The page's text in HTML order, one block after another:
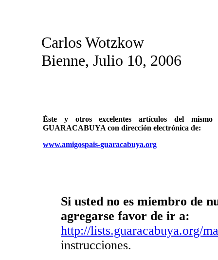
Carlos Wotzkow
Bienne, Julio 10, 2006
Éste y otros excelentes artículos del
GUARACABUYA con dirección electrónica de:
www.amigospais-guaracabuya.org
Si usted no es miembro de
agregarse favor de ir a:
http://lists.guaracabuya.org/
instrucciones.